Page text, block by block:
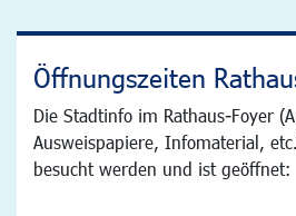
Öffnungszeiten
Die Stadtinfo im Rathaus-Foyer
Ausweispapiere, Infomaterial,
besucht werden und ist geöffnet: